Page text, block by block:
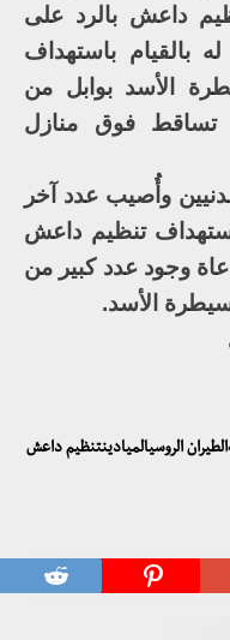
داعش بالرد على
بالقيام باستهداف
الأسد بوابل من
تساقط فوق منازل
وأُصيب عدد آخر
تنظيم داعش
وجود عدد كبير من
الأسد.
الروسيالميادينتنظيم داعش